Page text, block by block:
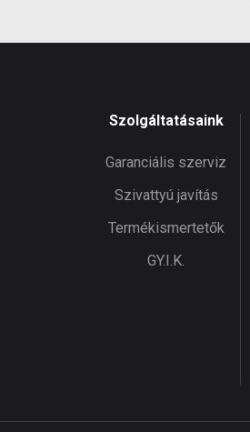
Szolgáltatásaink
Garanciális szerviz
Szivattyú javítás
Termékismertetők
GY.I.K.